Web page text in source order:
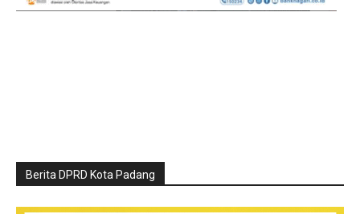
Berita DPRD Kota Padang